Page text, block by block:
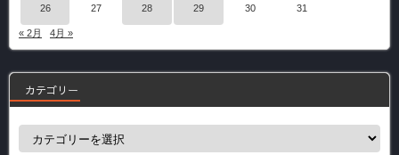
26 27 28 29 30 31
« 2月 4月 »
カテゴリー
カ